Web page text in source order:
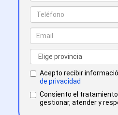
Acepto recibir
de privacidad
Consiento el
gestionar, atender y